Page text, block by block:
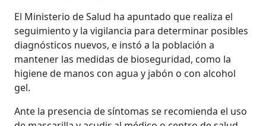
El Ministerio de Salud ha apuntado que realiza el
seguimiento y la vigilancia para determinar posibles
diagnósticos nuevos, e instó a la población a
mantener las medidas de bioseguridad, como la
higiene de manos con agua y jabón o con alcohol
gel.
Ante la presencia de síntomas se recomienda el uso